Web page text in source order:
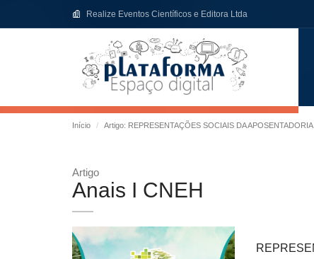
Realize Eventos Científicos e Editora Ltda
Início Artigo: REPRESENTAÇÕES SOCIAIS DA
Artigo
Anais I CNEH